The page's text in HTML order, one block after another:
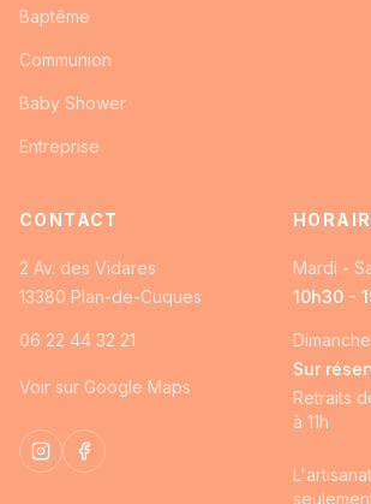
Baptême
Communion
Baby Shower
Entreprise
CONTACT
2 Av. des Vidares
13380 Plan-de-Cuques
06 22 44 32 21
Voir sur Google Maps
InstagramFacebook
Mardi -
10h30 -
Dimanche
Sur
Retraits
à 11h